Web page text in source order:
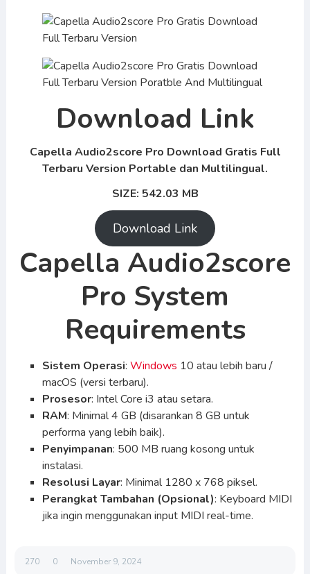
Download Link
Capella Audio2score Pro Download Gratis Full
Terbaru Version Portable dan Multilingual.
SIZE: 542.03 MB
Download Link
Capella Audio2score
Pro System
Requirements
Sistem Operasi: Windows 10 atau lebih baru /
macOS (versi terbaru).
Prosesor: Intel Core i3 atau setara.
RAM: Minimal 4 GB (disarankan 8 GB untuk
performa yang lebih baik).
Penyimpanan: 500 MB ruang kosong untuk
instalasi.
Resolusi Layar: Minimal 1280 x 768 piksel.
Perangkat Tambahan (Opsional): Keyboard MIDI
jika ingin menggunakan input MIDI real-time.
270 0 November 9, 2024